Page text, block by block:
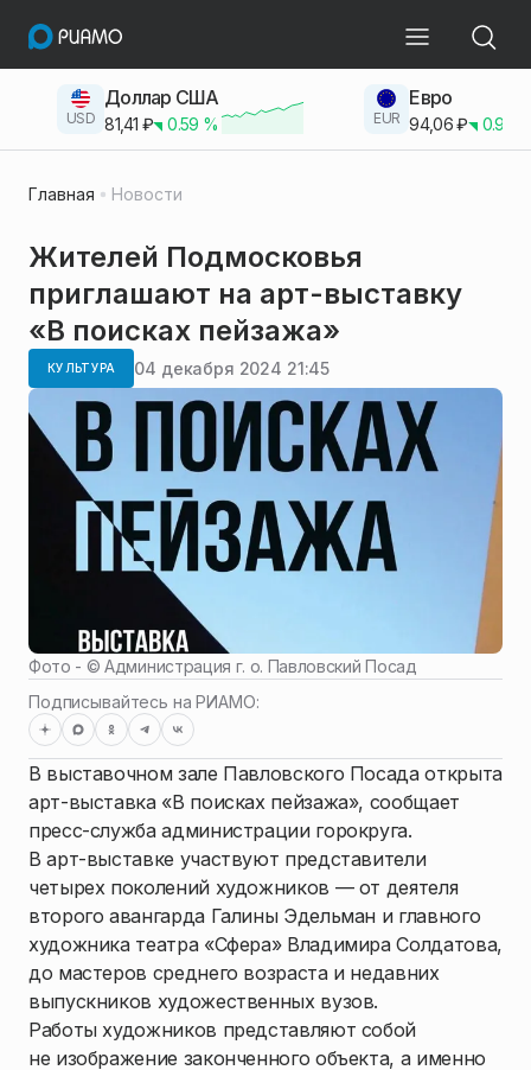
USD
Доллар США
81,41 ₽ 0.59 % EUR
Евро
94,06₽ 0.93
Главная Новости
Жителей Подмосковья
приглашают на арт-выставку
«В поисках пейзажа»
КУЛЬТУРА 04 декабря 2024 21:45
Фото - ©Администрация г. о. Павловский Посад
Подписывайтесь на РИАМО:
В выставочном зале Павловского Посада открыта
арт-выставка «В поисках пейзажа», сообщает
пресс-служба администрации горокруга.
В арт-выставке участвуют представители
четырех поколений художников — от деятеля
второго авангарда Галины Эдельман и главного
художника театра «Сфера» Владимира Солдатова,
до мастеров среднего возраста и недавних
выпускников художественных вузов.
Работы художников представляют собой
не изображение законченного объекта, а именно